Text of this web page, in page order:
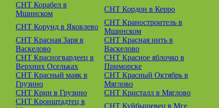
СНТ Корабел в
Мшинском
СНТ Кордон в Керро
СНТ Корунд в Яковлево
СНТ Краностроитель в
Мшинском
СНТ Красная Заря в
Васкелово
СНТ Красная нить в
Васкелово
СНТ Красногвардеец в
Верхних Осельках
СНТ Красное яблочко в
Приморске
СНТ Красный маяк в
Грузино
СНТ Красный Октябрь в
Мяглово
СНТ Крин в Грузино
СНТ Кристалл в Мяглово
СНТ Кронштадтец в
СНТ Куйбышевец в Мге